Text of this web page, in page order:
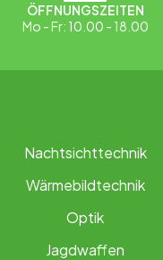
ÖFFNUNGSZEITEN
Mo - Fr: 10.00 - 18.00
Nachtsichttechnik
Wärmebildtechnik
Optik
Jagdwaffen